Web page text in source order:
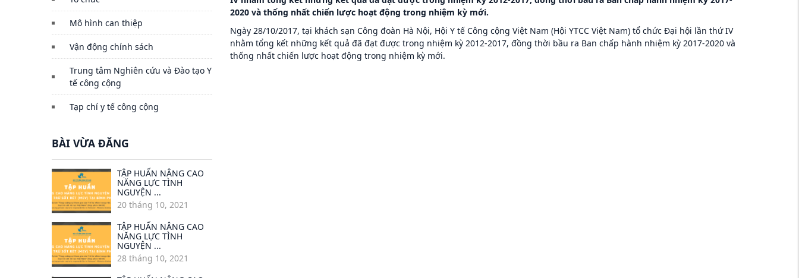
Mô hình can thiệp
Vận động chính sách
Trung tâm Nghiên cứu và Đào tạo Y
tế công cộng
Tạp chí y tế công cộng
BÀI VỪA ĐĂNG
TẬP HUẤN NÂNG CAO
NĂNG LỰC TÌNH
NGUYỆN ...
20 tháng 10, 2021
TẬP HUẤN NÂNG CAO
NĂNG LỰC TÌNH
NGUYỆN ...
28 tháng 10, 2021
2020 và thống nhất chiến lược hoạt động trong nhiệm kỳ mới.
Ngày 28/10/2017, tại khách sạn Công đoàn Hà Nội, Hội Y tế Công cộng Việt Nam (Hội YTCC Việt Nam) tổ chức Đại hội lần thứ IV
nhằm tổng kết những kết quả đã đạt được trong nhiệm kỳ 2012-2017, đồng thời bầu ra Ban chấp hành nhiệm kỳ 2017-2020 và
thống nhất chiến lược hoạt động trong nhiệm kỳ mới.